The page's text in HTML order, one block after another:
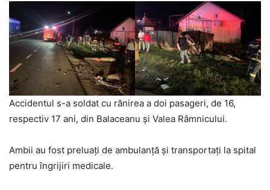
Accidentul s-a soldat cu rănirea a doi pasageri, de 16,
respectiv 17 ani, din Balaceanu și Valea Râmnicului.
Ambii au fost preluați de ambulanță și transportați la spital
pentru îngrijiri medicale.